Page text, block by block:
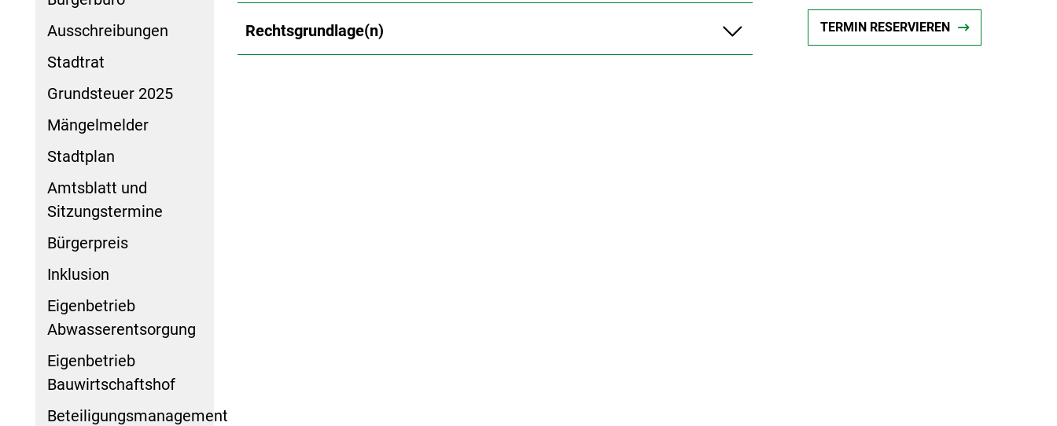
Ausschreibungen
Stadtrat
Grundsteuer 2025
Mängelmelder
Stadtplan
Amtsblatt und
Sitzungstermine
Bürgerpreis
Inklusion
Eigenbetrieb
Abwasserentsorgung
Eigenbetrieb
Bauwirtschaftshof
Beteiligungsmanagement
Rechtsgrundlage(n) TERMIN RESERVIEREN